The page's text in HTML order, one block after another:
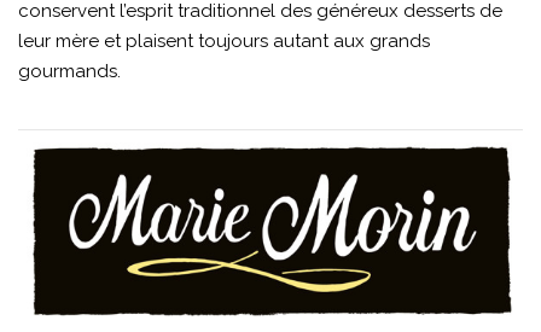
conservent l’esprit traditionnel des généreux desserts de
leur mère et plaisent toujours autant aux grands
gourmands.